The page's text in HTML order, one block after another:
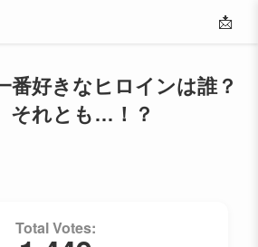
📩
番好きなヒロインは誰？
それとも…！？
Total Votes: